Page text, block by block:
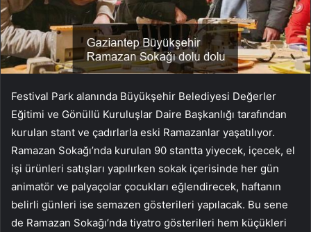
Festival Park alanında Büyükşehir Belediyesi Değerler
Eğitimi ve Gönüllü Kuruluşlar Daire Başkanlığı tarafından
kurulan stant ve çadırlarla eski Ramazanlar yaşatılıyor.
Ramazan Sokağı’nda kurulan 90 stantta yiyecek, içecek, el
işi ürünleri satışları yapılırken sokak içerisinde her gün
animatör ve palyaçolar çocukları eğlendirecek, haftanın
belirli günleri ise semazen gösterileri yapılacak. Bu sene
de Ramazan Sokağı’nda tiyatro gösterileri hem küçükleri